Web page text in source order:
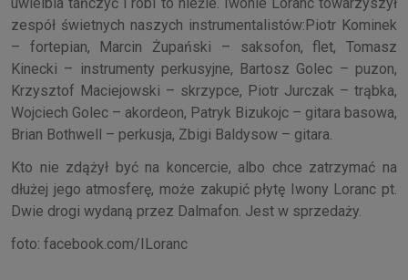
uwielbia tańczyć i robi to nieźle. Iwonie Loranc towarzyszył
zespół świetnych naszych instrumentalistów:Piotr Kominek
– fortepian, Marcin Żupański – saksofon, flet, Tomasz
Kinecki – instrumenty perkusyjne, Bartosz Golec – puzon,
Krzysztof Maciejowski – skrzypce, Piotr Jurczak – trąbka,
Wojciech Golec – akordeon, Patryk Bizukojc – gitara basowa,
Brian Bothwell – perkusja, Zbigi Baldysow – gitara.
Kto nie zdążył być na koncercie, albo chce zatrzymać na
dłużej jego atmosferę, może zakupić płytę Iwony Loranc pt.
Dwie drogi wydaną przez Dalmafon. Jest w sprzedaży.
foto: facebook.com/ILoranc